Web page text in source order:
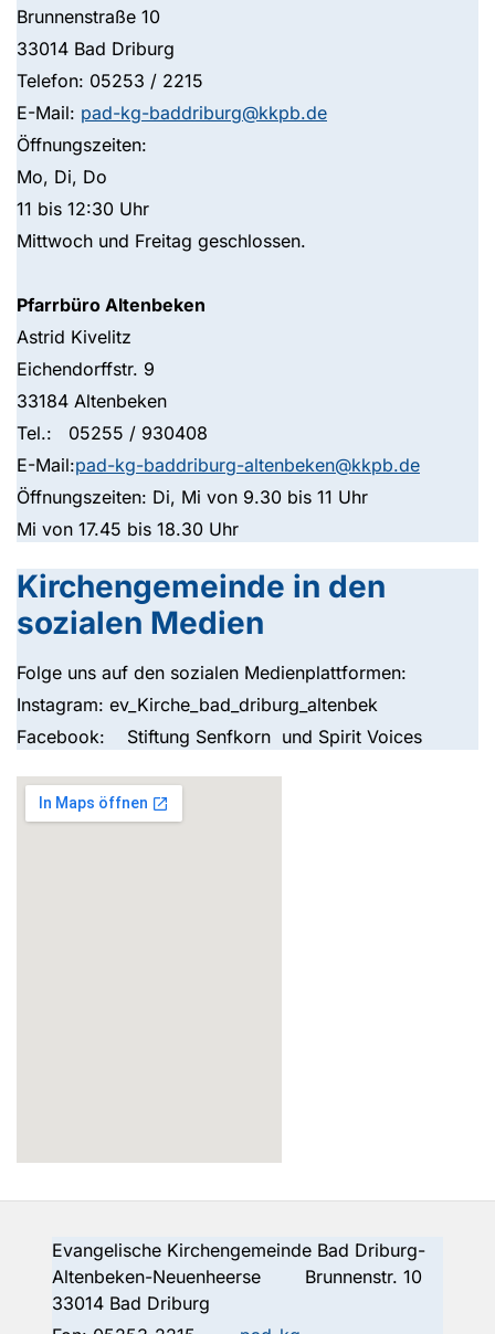
Brunnenstraße 10
33014 Bad Driburg
Telefon: 05253 / 2215
E-Mail: pad-kg-baddriburg@kkpb.de
Öffnungszeiten:
Mo, Di, Do
11 bis 12:30 Uhr
Mittwoch und Freitag geschlossen.
Pfarrbüro Altenbeken
Astrid Kivelitz
Eichendorffstr. 9
33184 Altenbeken
Tel.: 05255 / 930408
E-Mail:pad-kg-baddriburg-altenbeken@kkpb.de
Öffnungszeiten: Di, Mi von 9.30 bis 11 Uhr
Mi von 17.45 bis 18.30 Uhr
Kirchengemeinde in den
sozialen Medien
Folge uns auf den sozialen Medienplattformen:
Instagram: ev_Kirche_bad_driburg_altenbek
Facebook: Stiftung Senfkorn und Spirit Voices
Evangelische Kirchengemeinde Bad Driburg-
Altenbeken-Neuenheerse Brunnenstr. 10
33014 Bad Driburg